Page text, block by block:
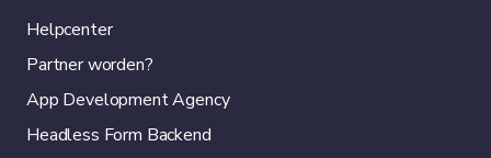
Helpcenter
Partner worden?
App Development Agency
Headless Form Backend